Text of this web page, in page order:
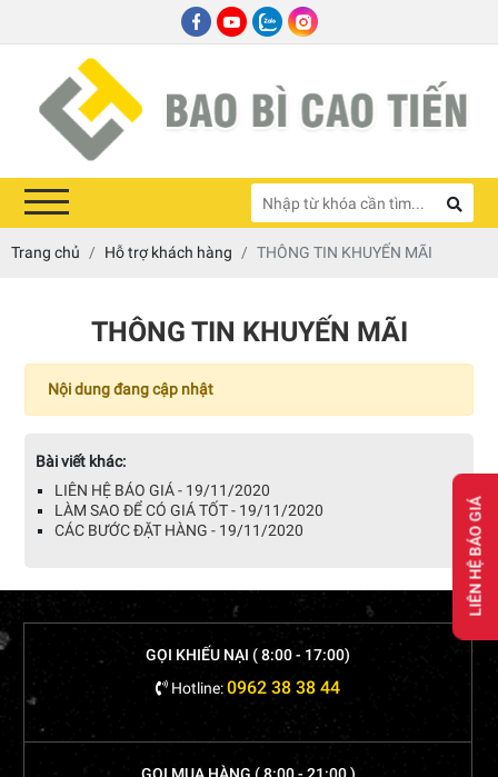
Trang chủ Hỗ trợ khách hàng THÔNG TIN KHUYẾN MÃI
THÔNG TIN KHUYẾN MÃI
Nội dung đang cập nhật
Bài viết khác:
LIÊN HỆ BÁO GIÁ - 19/11/2020
LÀM SAO ĐỂ CÓ GIÁ TỐT - 19/11/2020
CÁC BƯỚC ĐẶT HÀNG - 19/11/2020
GỌI KHIẾU NẠI ( 8:00 - 17:00)
Hotline:0962 38 38 44
LIÊN HỆ BÁO GIÁ